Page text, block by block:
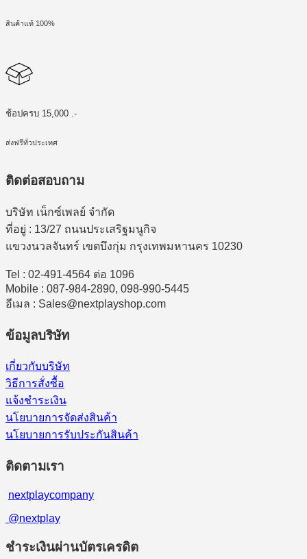
สินค้าแท้ 100%
ช้อปครบ 15,000 .-
ส่งฟรีทั่วประเทศ
ติดต่อสอบถาม
บริษัท เน็กซ์เพลย์ จำกัด
ที่อยู่ : 13/27 ถนนประเสริฐมนูกิจ
แขวงนวลจันทร์ เขตบึงกุ่ม กรุงเทพมหานคร 10230
Tel : 02-491-4564 ต่อ 1096
Mobile : 087-984-2890, 098-990-5445
อีเมล : Sales@nextplayshop.com
ข้อมูลบริษัท
เกี่ยวกับบริษัท
วิธีการสั่งซื้อ
แจ้งชำระเงิน
นโยบายการจัดส่งสินค้า
นโยบายการรับประกันสินค้า
ติดตามเรา
nextplaycompany
@nextplay
ชำระเงินผ่านบัตรเครดิต